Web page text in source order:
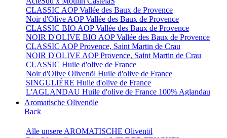
CLASSIC AOP Vallée des Baux de Provence
Noir d'Olive AOP Vallée des Baux de Provence
CLASSIC BIO AOP Vallée des Baux de Provence
NOIR D'OLIVE BIO AOP Vallée des Baux de Provence
CLASSIC AOP Provence, Saint Martin de Crau
NOIR D'OLIVE AOP Provence, Saint Martin de Crau
CLASSIC Huile d'olive de France
Noir d'Olive Olivenöl Huile d'olive de France
SINGULIÈRE Huile d'olive de France
L'AGLANDAU Huile d'olive de France 100% Aglandau
Aromatische Olivenöle
Back
Alle unsere AROMATISCHE Olivenöl